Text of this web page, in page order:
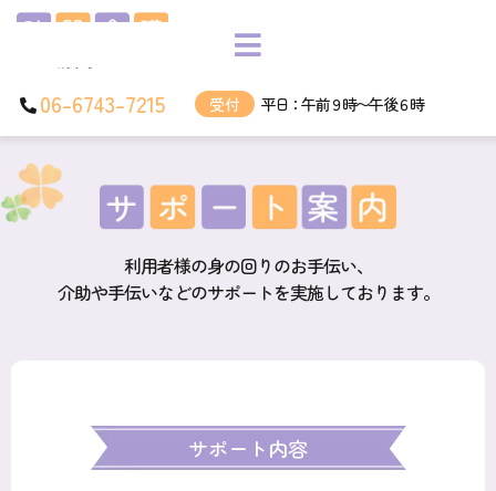
06-6743-7215 受付 平日：午前９時〜午後６時
利用者様の身の回りのお手伝い、
介助や手伝いなどのサポートを実施しております。
サポート内容